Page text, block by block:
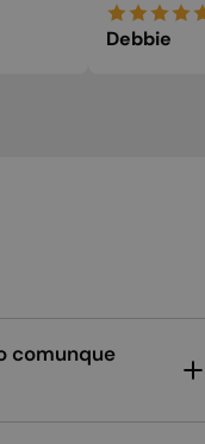
Debbie
comunque